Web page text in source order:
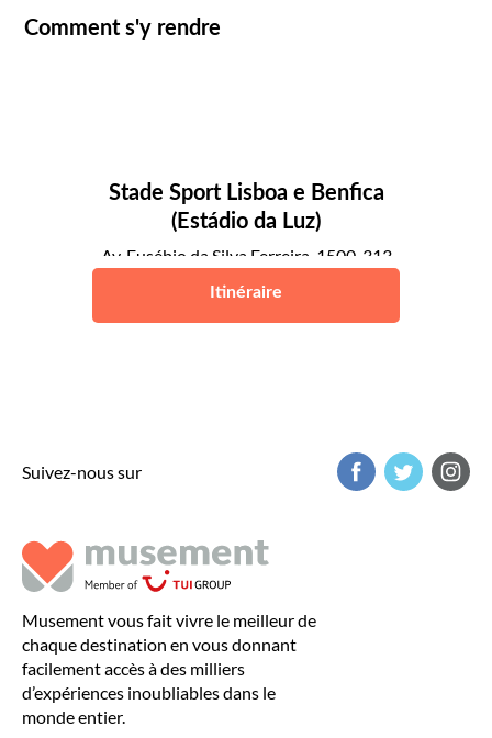
Comment s'y rendre
Stade Sport Lisboa e Benfica
(Estádio da Luz)
Av. Eusébio da Silva Ferreira, 1500-313
Lisboa, Portugal
Lisbonne
Itinéraire
Suivez-nous sur
Musement vous fait vivre le meilleur de
chaque destination en vous donnant
facilement accès à des milliers
d’expériences inoubliables dans le
monde entier.